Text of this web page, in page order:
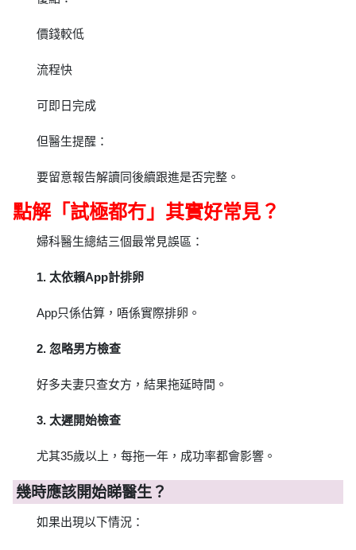
價錢較低
流程快
可即日完成
但醫生提醒：
要留意報告解讀同後續跟進是否完整。
點解「試極都冇」其實好常見？
婦科醫生總結三個最常見誤區：
1. 太依賴App計排卵
App只係估算，唔係實際排卵。
2. 忽略男方檢查
好多夫妻只查女方，結果拖延時間。
3. 太遲開始檢查
尤其35歲以上，每拖一年，成功率都會影響。
幾時應該開始睇醫生？
如果出現以下情況：